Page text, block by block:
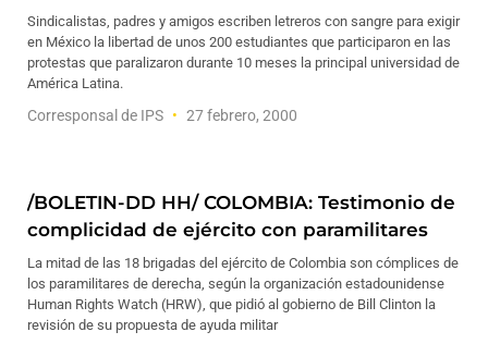
Sindicalistas, padres y amigos escriben letreros con sangre para exigir
en México la libertad de unos 200 estudiantes que participaron en las
protestas que paralizaron durante 10 meses la principal universidad de
América Latina.
Corresponsal de IPS 27 febrero, 2000
/BOLETIN-DD HH/ COLOMBIA: Testimonio de
complicidad de ejército con paramilitares
La mitad de las 18 brigadas del ejército de Colombia son cómplices de
los paramilitares de derecha, según la organización estadounidense
Human Rights Watch (HRW), que pidió al gobierno de Bill Clinton la
revisión de su propuesta de ayuda militar